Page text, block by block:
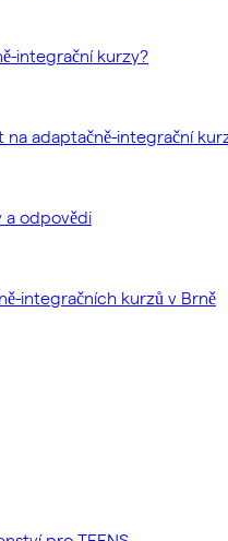
integrační kurzy?
na adaptačně-integrační
a odpovědi
integračních kurzů v Brně